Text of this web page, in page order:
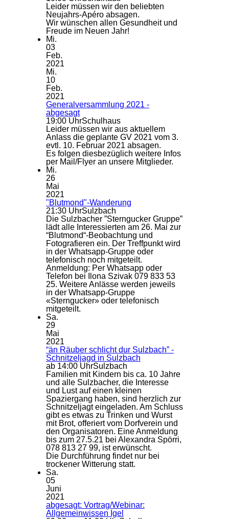
Leider müssen wir den beliebten
Neujahrs-Apéro absagen.
Wir wünschen allen Gesundheit und
Freude im Neuen Jahr!
Mi.
03
Feb.
2021
Mi.
10
Feb.
2021
Generalversammlung 2021 -
abgesagt
19:00 UhrSchulhaus
Leider müssen wir aus aktuellem
Anlass die geplante GV 2021 vom 3.
evtl. 10. Februar 2021 absagen.
Es folgen diesbezüglich weitere Infos
per Mail/Flyer an unsere Mitglieder.
Mi.
26
Mai
2021
"Blutmond"-Wanderung
21:30 UhrSulzbach
Die Sulzbacher ”Sterngucker Gruppe”
lädt alle Interessierten am 26. Mai zur
“Blutmond“-Beobachtung und
Fotografieren ein. Der Treffpunkt wird
in der Whatsapp-Gruppe oder
telefonisch noch mitgeteilt.
Anmeldung: Per Whatsapp oder
Telefon bei Ilona Szivak 079 833 53
25. Weitere Anlässe werden jeweils
in der Whatsapp-Gruppe
«Sterngucker» oder telefonisch
mitgeteilt.
Sa.
29
Mai
2021
“än Räuber schlicht dur Sulzbach” -
Schnitzeljagd in Sulzbach
ab 14:00 UhrSulzbach
Familien mit Kindern bis ca. 10 Jahre
und alle Sulzbacher, die Interesse
und Lust auf einen kleinen
Spaziergang haben, sind herzlich zur
Schnitzeljagt eingeladen. Am Schluss
gibt es etwas zu Trinken und Wurst
mit Brot, offeriert vom Dorfverein und
den Organisatoren. Eine Anmeldung
bis zum 27.5.21 bei Alexandra Spörri,
078 813 27 99, ist erwünscht.
Die Durchführung findet nur bei
trockener Witterung statt.
Sa.
05
Juni
2021
abgesagt: Vortrag/Webinar:
Allgemeinwissen Igel